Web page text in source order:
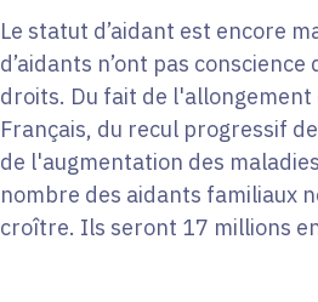
Le statut d’aidant est encore
d’aidants n’ont pas conscience
droits. Du fait de l'allongement
Français, du recul progressif
de l'augmentation des
nombre des aidants familiaux
croître. Ils seront 17 millions